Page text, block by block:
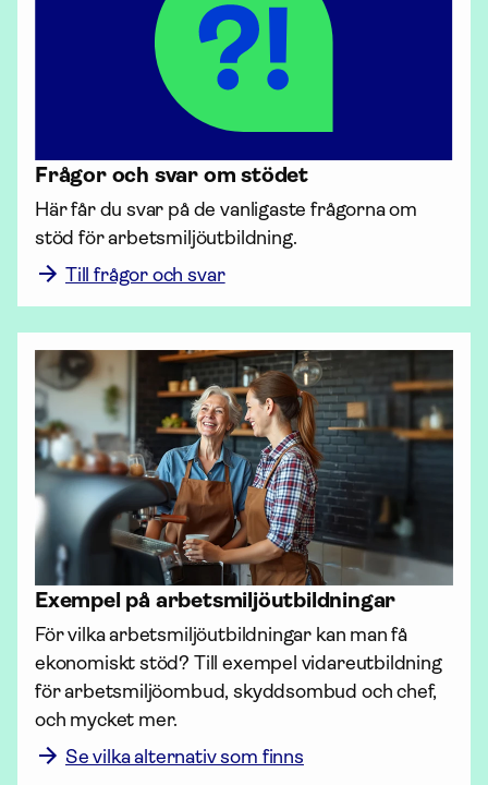
Frågor och svar om stödet
Här får du svar på de vanligaste frågorna om
stöd för arbets­miljö­utbildning.
Till frågor och svar
Exempel på arbets­miljö­utbildningar
För vilka arbets­miljö­utbildningar kan man få
ekonomiskt stöd? Till exempel vidareutbildning
för arbets­miljö­ombud, skydds­ombud och chef,
och mycket mer.
Se vilka alternativ som finns